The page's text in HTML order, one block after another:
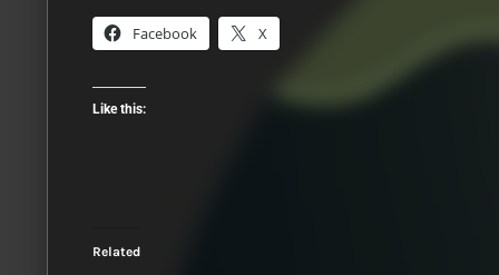
Facebook X
Like this:
Related